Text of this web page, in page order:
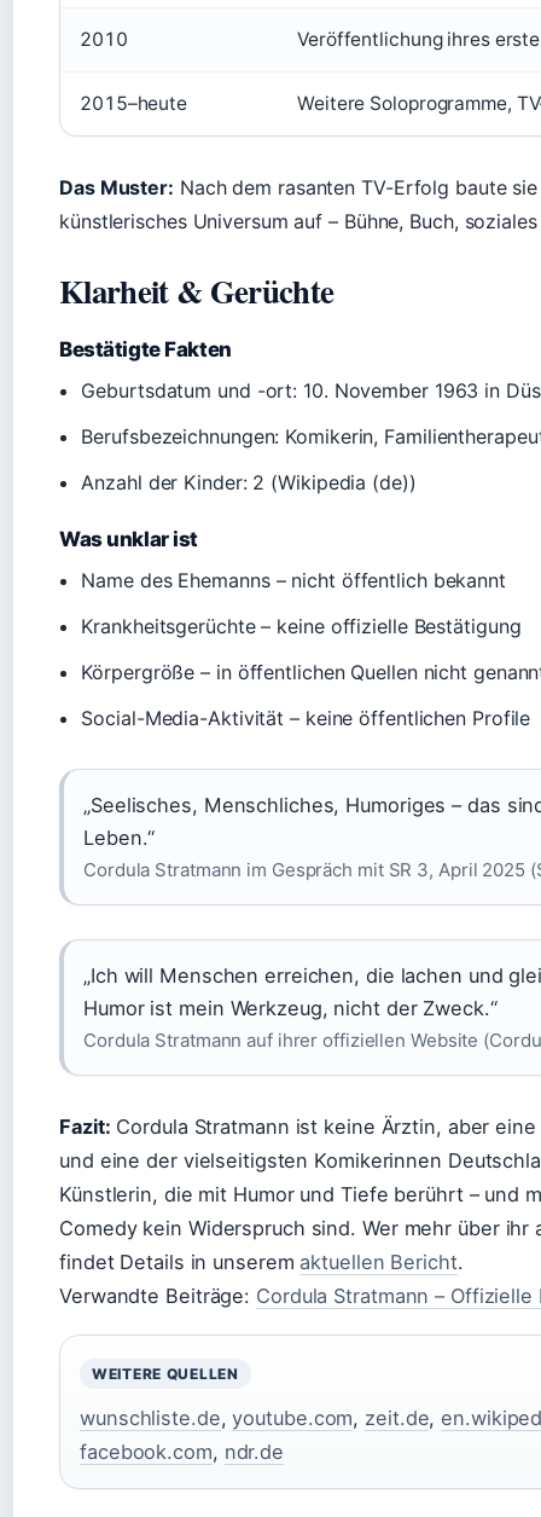
2010 Veröffentlichung ihres
2015–heute Weitere Soloprogramme,
Das Muster: Nach dem rasanten TV-Erfolg baute
künstlerisches Universum auf – Bühne, Buch,
Klarheit & Gerüchte
Bestätigte Fakten
Geburtsdatum und -ort: 10. November 1963 in
Berufsbezeichnungen: Komikerin,
Anzahl der Kinder: 2 (Wikipedia (de))
Was unklar ist
Name des Ehemanns – nicht öffentlich bekannt
Krankheitsgerüchte – keine offizielle Bestätigung
Körpergröße – in öffentlichen Quellen nicht
Social-Media-Aktivität – keine öffentlichen Profile
„Seelisches, Menschliches, Humoriges – das
Leben.“
Cordula Stratmann im Gespräch mit SR 3, April 2025
„Ich will Menschen erreichen, die lachen und
Humor ist mein Werkzeug, nicht der Zweck.“
Cordula Stratmann auf ihrer offiziellen Website
Fazit: Cordula Stratmann ist keine Ärztin, aber
und eine der vielseitigsten Komikerinnen
Künstlerin, die mit Humor und Tiefe berührt – und
Comedy kein Widerspruch sind. Wer mehr über
findet Details in unserem aktuellen Bericht.
Verwandte Beiträge: Cordula Stratmann – Offizielle
WEITERE QUELLEN
wunschliste.de,youtube.com, zeit.de,
facebook.com, ndr.de